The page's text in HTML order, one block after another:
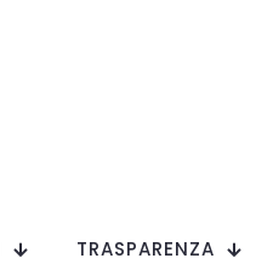
TRASPARENZA